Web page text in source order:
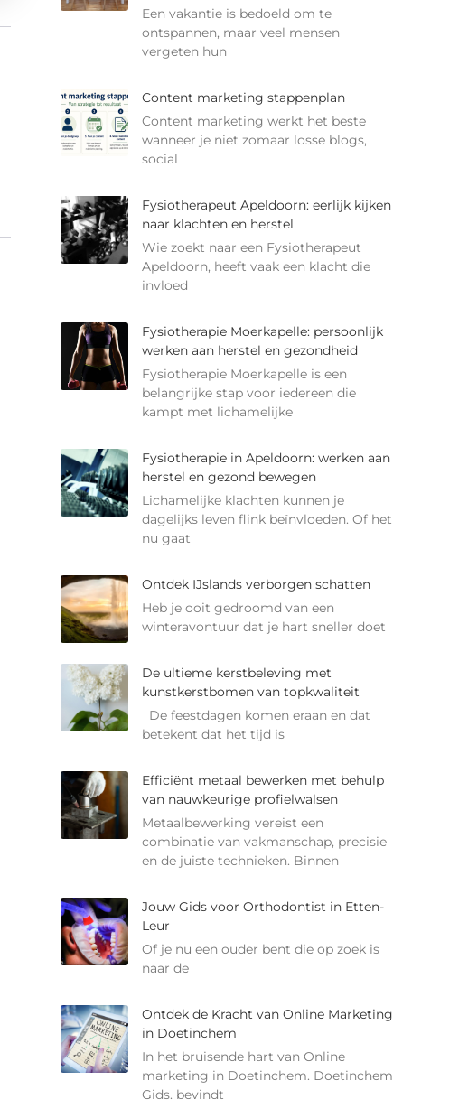
Een vakantie is bedoeld om te
ontspannen, maar veel mensen
vergeten hun
Content marketing stappenplan
Content marketing werkt het beste
wanneer je niet zomaar losse blogs,
social
Fysiotherapeut Apeldoorn: eerlijk kijken
naar klachten en herstel
Wie zoekt naar een Fysiotherapeut
Apeldoorn, heeft vaak een klacht die
invloed
Fysiotherapie Moerkapelle: persoonlijk
werken aan herstel en gezondheid
Fysiotherapie Moerkapelle is een
belangrijke stap voor iedereen die
kampt met lichamelijke
Fysiotherapie in Apeldoorn: werken aan
herstel en gezond bewegen
Lichamelijke klachten kunnen je
dagelijks leven flink beïnvloeden. Of het
nu gaat
Ontdek IJslands verborgen schatten
Heb je ooit gedroomd van een
winteravontuur dat je hart sneller doet
De ultieme kerstbeleving met
kunstkerstbomen van topkwaliteit
De feestdagen komen eraan en dat
betekent dat het tijd is
Efficiënt metaal bewerken met behulp
van nauwkeurige profielwalsen
Metaalbewerking vereist een
combinatie van vakmanschap, precisie
en de juiste technieken. Binnen
Jouw Gids voor Orthodontist in Etten-
Leur
Of je nu een ouder bent die op zoek is
naar de
Ontdek de Kracht van Online Marketing
in Doetinchem
In het bruisende hart van Online
marketing in Doetinchem. Doetinchem
Gids. bevindt